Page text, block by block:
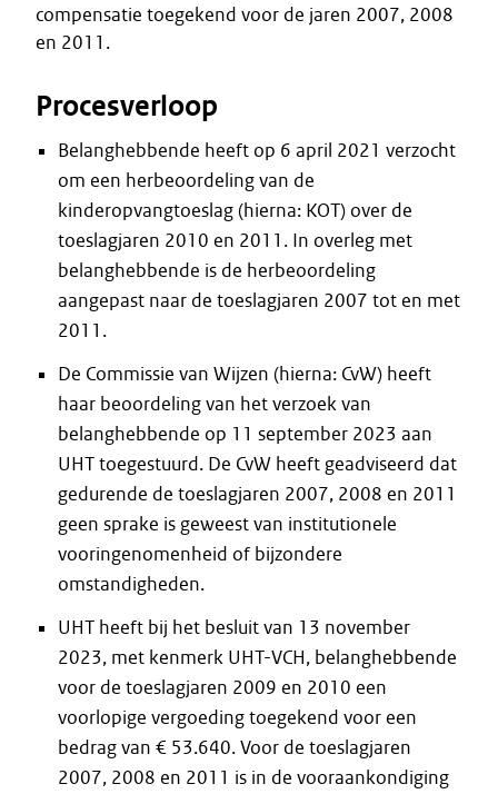
compensatie toegekend voor de jaren 2007, 2008
en 2011.
Procesverloop
Belanghebbende heeft op 6 april 2021 verzocht
om een herbeoordeling van de
kinderopvangtoeslag (hierna: KOT) over de
toeslagjaren 2010 en 2011. In overleg met
belanghebbende is de herbeoordeling
aangepast naar de toeslagjaren 2007 tot en met
2011.
De Commissie van Wijzen (hierna: CvW) heeft
haar beoordeling van het verzoek van
belanghebbende op 11 september 2023 aan
UHT toegestuurd. De CvW heeft geadviseerd dat
gedurende de toeslagjaren 2007, 2008 en 2011
geen sprake is geweest van institutionele
vooringenomenheid of bijzondere
omstandigheden.
UHT heeft bij het besluit van 13 november
2023, met kenmerk UHT-VCH, belanghebbende
voor de toeslagjaren 2009 en 2010 een
voorlopige vergoeding toegekend voor een
bedrag van € 53.640. Voor de toeslagjaren
2007, 2008 en 2011 is in de vooraankondiging